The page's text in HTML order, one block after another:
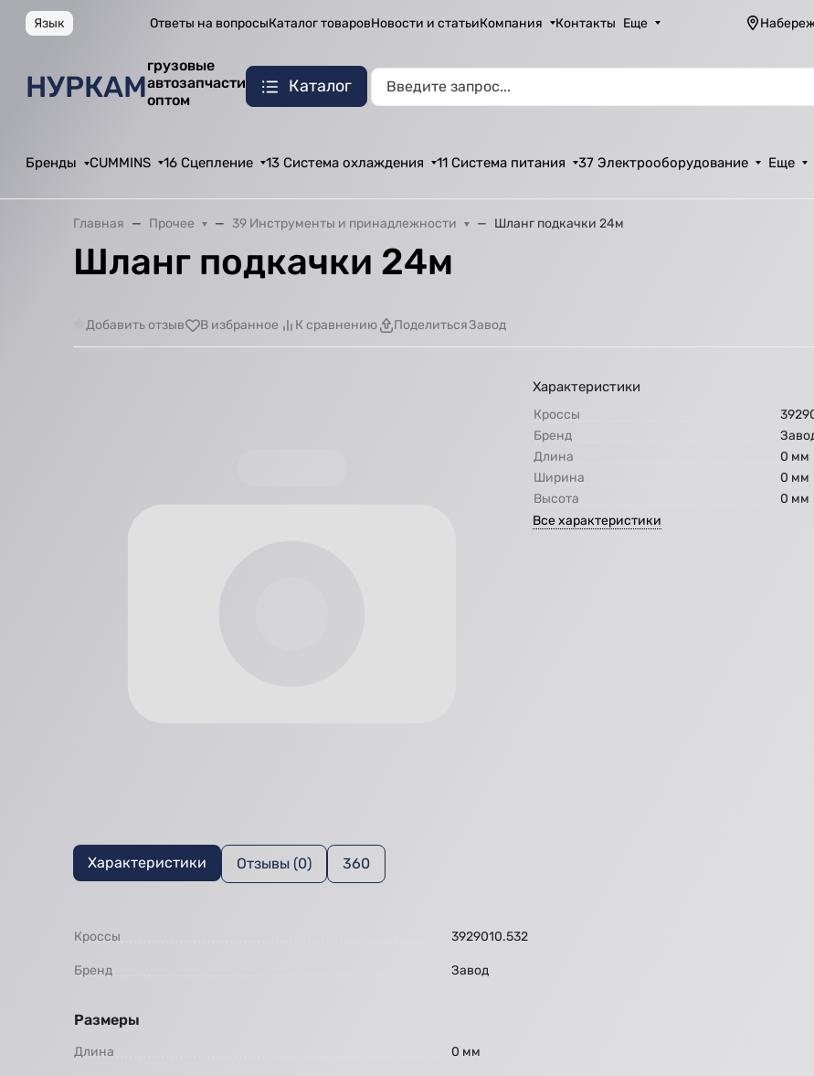
Язык Ответы на вопросыКаталог товаровНовости и статьиКомпания Контакты Еще
НУРКАМ
грузовые
автозапчасти
оптом
Каталог
Бренды CUMMINS 16 Сцепление 13 Система охлаждения 11 Система питания 37 Электрооборудование Еще
Главная Прочее 39 Инструменты и принадлежности Шланг подкачки 24м
Шланг подкачки 24м
Добавить отзыв В избранное К сравнению ПоделитьсяЗавод
Характеристики
Кроссы
Бренд
Длина
0 мм
Ширина
0 мм
Высота
0 мм
Все характеристики
Характеристики Отзывы (0) 360
Кроссы 3929010.532
Бренд Завод
Размеры
Длина 0 мм